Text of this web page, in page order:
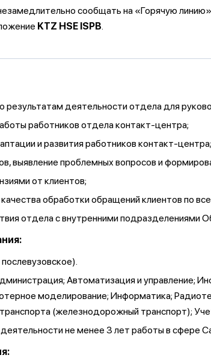
сообщать на «Горячую линию»
KTZ HSE ISPB.
результатам деятельности отдела для
работников отдела контакт-центра;
и развития работников контакт-центра;
выявление проблемных вопросов и
от клиентов;
обработки обращений клиентов по
отдела с внутренними подразделениями
Автоматизация и управление;
моделирование; Информатика;
(железнодорожный транспорт);
не менее 3 лет работы в сфере